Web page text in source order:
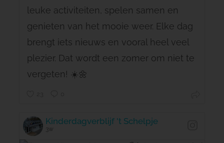
leuke activiteiten, spelen samen en
genieten van het mooie weer. Elke dag
brengt iets nieuws en vooral heel veel
plezier. Dat wordt een zomer om niet te
vergeten! ☀️🌼
Kinderdagverblijf 't Schelpje
3w